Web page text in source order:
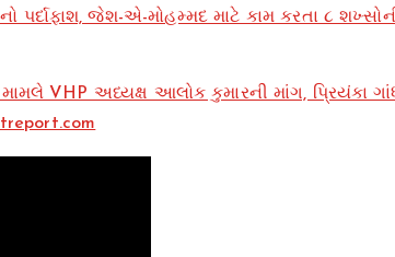
જેશ-એ-મોહમ્મદ માટે કામ કરતા ૮
VHP અધ્યક્ષ આલોક કુમારની માંગ, પ્રિયંકા